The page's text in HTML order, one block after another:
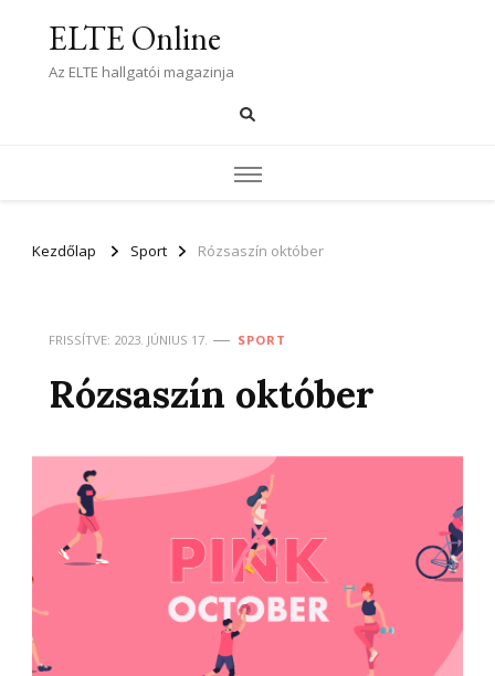
ELTE Online
Az ELTE hallgatói magazinja
Kezdőlap Sport Rózsaszín október
FRISSÍTVE: 2023. JÚNIUS 17. SPORT
Rózsaszín október